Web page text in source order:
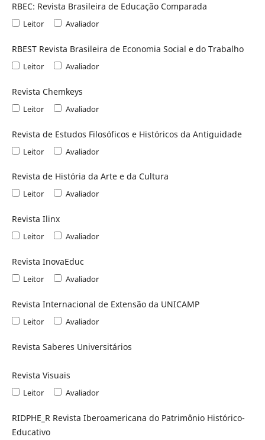
RBEC: Revista Brasileira de Educação Comparada
Leitor Avaliador
RBEST Revista Brasileira de Economia Social e do Trabalho
Leitor Avaliador
Revista Chemkeys
Leitor Avaliador
Revista de Estudos Filosóficos e Históricos da Antiguidade
Leitor Avaliador
Revista de História da Arte e da Cultura
Leitor Avaliador
Revista Ilinx
Leitor Avaliador
Revista InovaEduc
Leitor Avaliador
Revista Internacional de Extensão da UNICAMP
Leitor Avaliador
Revista Saberes Universitários
Revista Visuais
Leitor Avaliador
RIDPHE_R Revista Iberoamericana do Patrimônio Histórico-
Educativo